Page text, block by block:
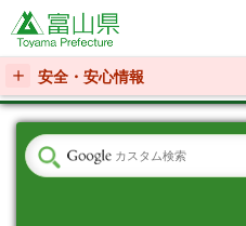
富山県
安全・安心情報